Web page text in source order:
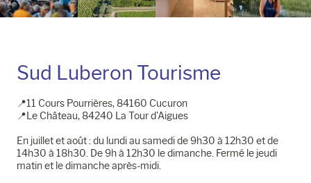
Sud Luberon Tourisme
📍11 Cours Pourrières, 84160 Cucuron
📍Le Château, 84240 La Tour d'Aigues
En juillet et août : du lundi au samedi de 9h30 à 12h30 et de
14h30 à 18h30. De 9h à 12h30 le dimanche. Fermé le jeudi
matin et le dimanche après-midi.